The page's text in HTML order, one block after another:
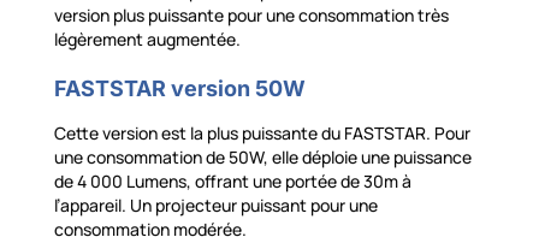
version plus puissante pour une consommation très
légèrement augmentée.
FASTSTAR version 50W
Cette version est la plus puissante du FASTSTAR. Pour
une consommation de 50W, elle déploie une puissance
de 4 000 Lumens, offrant une portée de 30m à
l’appareil. Un projecteur puissant pour une
consommation modérée.